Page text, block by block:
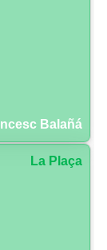
Balañá
La Plaça